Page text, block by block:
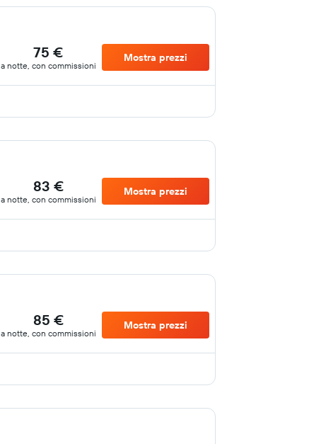
75 €
a notte, con commissioni
Mostra prezzi
83 €
a notte, con commissioni
Mostra prezzi
85 €
a notte, con commissioni
Mostra prezzi